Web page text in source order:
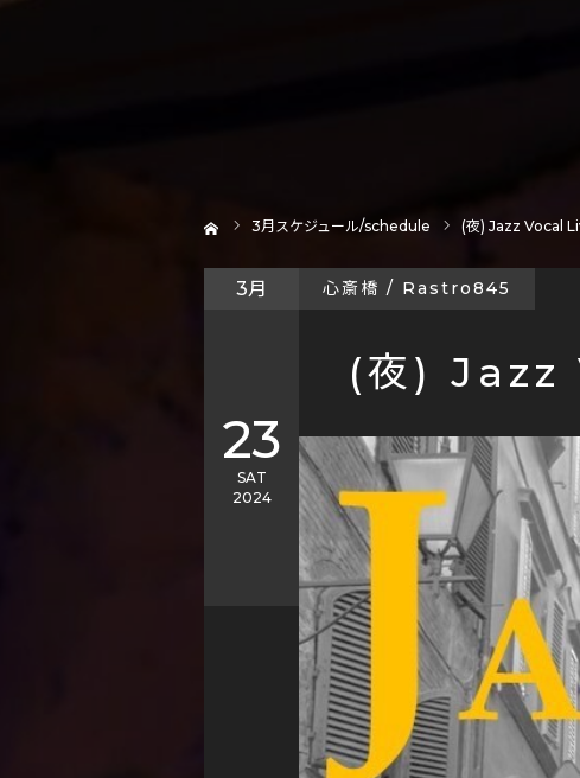
3月スケジュール/schedule (夜) Jazz Vocal
(夜)
3月
23
SAT
2024
心斎橋 / Rastro845